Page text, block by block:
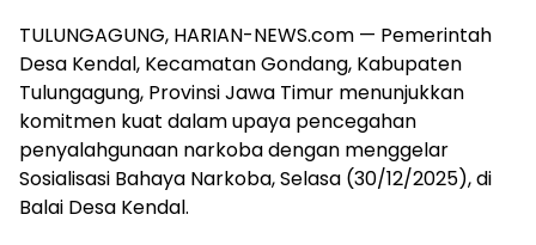
TULUNGAGUNG, HARIAN-NEWS.com — Pemerintah
Desa Kendal, Kecamatan Gondang, Kabupaten
Tulungagung, Provinsi Jawa Timur menunjukkan
komitmen kuat dalam upaya pencegahan
penyalahgunaan narkoba dengan menggelar
Sosialisasi Bahaya Narkoba, Selasa (30/12/2025), di
Balai Desa Kendal.